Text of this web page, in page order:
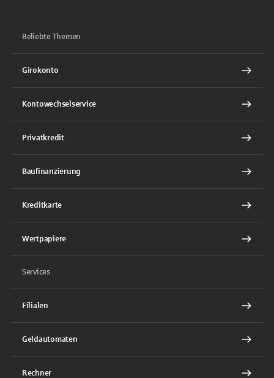
Beliebte Themen
Girokonto
Kontowechselservice
Privatkredit
Baufinanzierung
Kreditkarte
Wertpapiere
Services
Filialen
Geldautomaten
Rechner